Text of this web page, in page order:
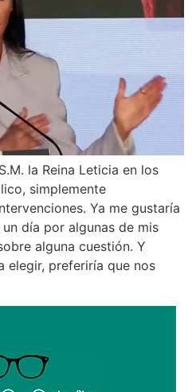
la Reina Leticia en los
simplemente
Ya me gustaría
día por algunas de mis
alguna cuestión. Y
elegir, preferiría que nos